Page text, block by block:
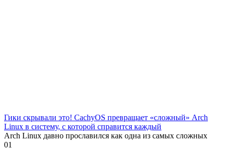
Гики скрывали это! CachyOS превращает «сложный» Arch
Linux в систему, с которой справится каждый
Arch Linux давно прославился как одна из самых сложных
01